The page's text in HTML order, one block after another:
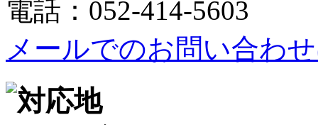
電話：052-414-5603
メールでのお問い合わ